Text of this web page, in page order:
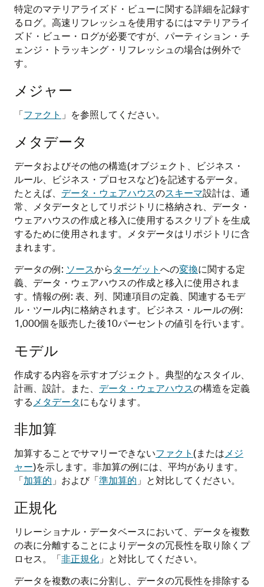
特定のマテリアライズド・ビューに関する詳細を記録す
るログ。高速リフレッシュを使用するにはマテリアライ
ズド・ビュー・ログが必要ですが、パーティション・チ
ェンジ・トラッキング・リフレッシュの場合は例外で
す。
メジャー
「ファクト 」を参照してください。
メタデータ
データおよびその他の構造(オブジェクト、ビジネス・
ルール、ビジネス・プロセスなど)を記述するデータ。
たとえば、 データ・ウェアハウスのスキーマ設計は、通
常、メタデータとしてリポジトリに格納され、データ・
ウェアハウスの作成と移入に使用するスクリプトを生成
するために使用されます。メタデータはリポジトリに含
まれます。
データの例: ソースからターゲットへの変換に関する定
義、データ・ウェアハウスの作成と移入に使用されま
す。情報の例: 表、列、関連項目の定義、関連するモデ
ル・ツール内に格納されます。ビジネス・ルールの例:
1,000個を販売した後10パーセントの値引を行います。
モデル
作成する内容を示すオブジェクト。典型的なスタイル、
計画、設計。また、 データ・ウェアハウスの構造を定義
する メタデータにもなります。
非加算
加算することでサマリーできないファクト(または メジ
ャー)を示します。非加算の例には、平均があります。
「加算的 」および「準加算的 」と対比してください。
正規化
リレーショナル・データベースにおいて、データを複数
の表に分離することによりデータの冗長性を取り除くプ
ロセス。「非正規化 」と対比してください。
データを複数の表に分割し、データの冗長性を排除する